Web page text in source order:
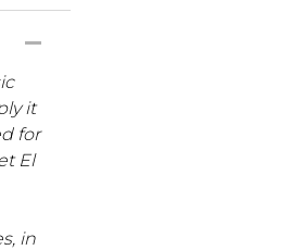
it
for
El
in